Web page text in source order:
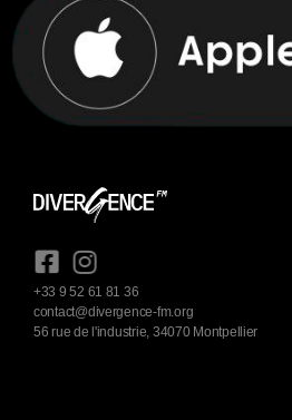
+33 9 52 61 81 36
contact@divergence-fm.org
56 rue de l'industrie, 34070 Montpellier